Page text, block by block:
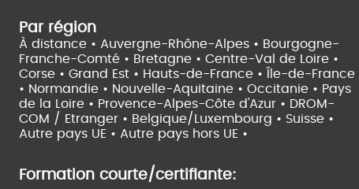
Par région
À distance • Auvergne-Rhône-Alpes • Bourgogne-
Franche-Comté • Bretagne • Centre-Val de Loire •
Corse • Grand Est • Hauts-de-France •
Île-de-France
• Normandie • Nouvelle-Aquitaine • Occitanie • Pays
de la Loire • Provence-Alpes-Côte d'Azur • DROM-
COM / Etranger • Belgique/Luxembourg • Suisse •
Autre pays UE • Autre pays hors UE •
Formation courte/certifiante: